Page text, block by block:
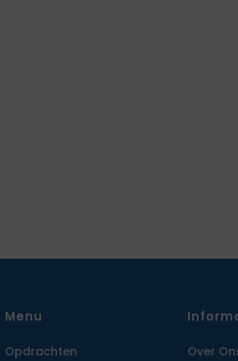
Menu
Opdrachten Over